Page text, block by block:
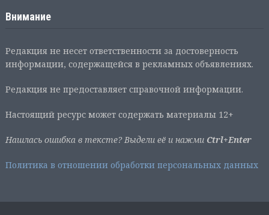
Внимание
Редакция не несет ответственности за достоверность
информации, содержащейся в рекламных объявлениях.
Редакция не предоставляет справочной информации.
Настоящий ресурс может содержать материалы 12+
Нашлась ошибка в тексте? Выдели её и нажми Ctrl+Enter
Политика в отношении обработки персональных данных